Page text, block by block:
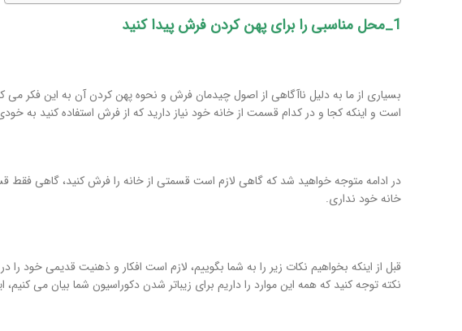
1_محل مناسبی را برای پهن کردن فرش پیدا کنید
بسیاری از ما به دلیل ناآگاهی از اصول چیدمان فرش و نحوه پهن کردن آن به این فکر می
است و اینکه کجا و در کدام قسمت از خانه خود نیاز دارید که از فرش استفاده کنید به
در ادامه متوجه خواهید شد که گاهی لازم است قسمتی از خانه را فرش کنید، گاهی فقط
خانه خود نداری.
قبل از اینکه بخواهیم نکات زیر را به شما بگوییم، لازم است افکار و ذهنیت قدیمی خود
نکته توجه کنید که همه این موارد را داریم برای زیباتر شدن دکوراسیون شما بیان می